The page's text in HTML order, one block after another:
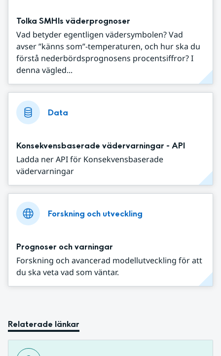
Tolka SMHIs väderprognoser
Vad betyder egentligen vädersymbolen? Vad
avser ”känns som”-temperaturen, och hur ska du
förstå nederbördsprognosens procentsiffror? I
denna vägled...
Data
Konsekvensbaserade vädervarningar - API
Ladda ner API för Konsekvensbaserade
vädervarningar
Forskning och utveckling
Prognoser och varningar
Forskning och avancerad modellutveckling för att
du ska veta vad som väntar.
Relaterade länkar